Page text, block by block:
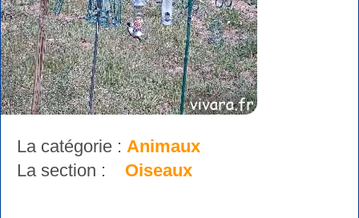
La catégorie : Animaux
La section : Oiseaux